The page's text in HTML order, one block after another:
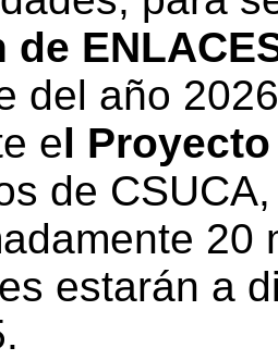
de
del año
el Proyecto
de
20
estarán a